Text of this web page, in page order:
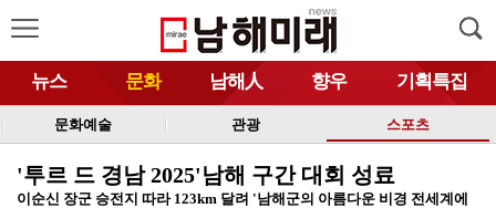
뉴스 문화 남해人 향우 기획특집
문화예술 관광 스포츠
'투르 드 경남 2025'남해 구간 대회 성료
이순신 장군 승전지 따라 123km 달려 '남해군의 아름다운 비경 전세계에